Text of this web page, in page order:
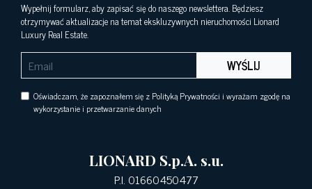
Wypełnij formularz, aby zapisać się do naszego newslettera. Będziesz
otrzymywać aktualizacje na temat ekskluzywnych nieruchomości Lionard
Luxury Real Estate.
WYŚLIJ
Oświadczam, że zapoznałem się z Polityką Prywatności i wyrażam zgodę na
wykorzystanie i przetwarzanie danych
LIONARD S.p.A. s.u.
P.I. 01660450477